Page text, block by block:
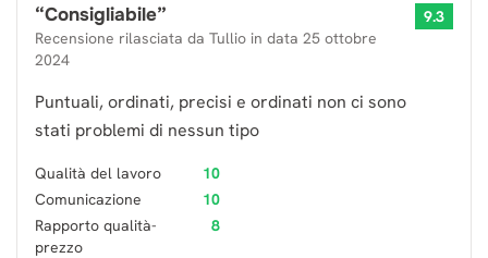
“Consigliabile”
Recensione rilasciata da Tullio in data 25 ottobre
2024
9.3
Puntuali, ordinati, precisi e ordinati non ci sono
stati problemi di nessun tipo
Qualità del lavoro
10
Comunicazione
10
Rapporto qualità-
prezzo
8